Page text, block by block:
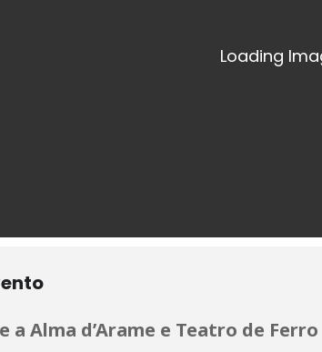
a Alma d’Arame e Teatro de Ferro